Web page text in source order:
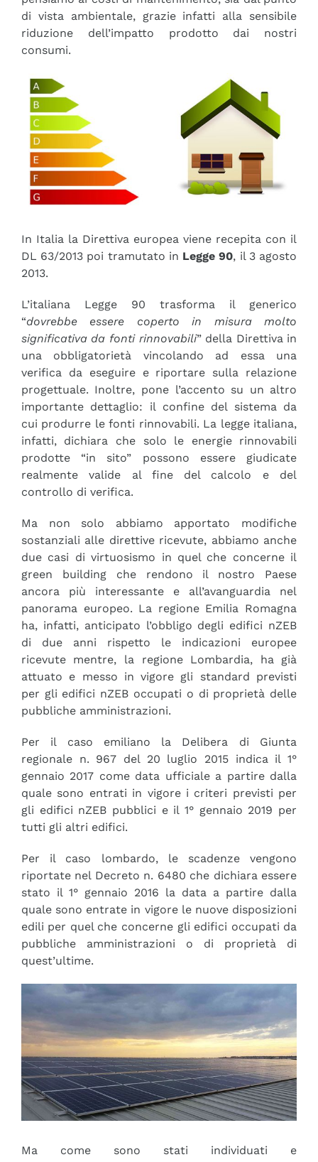
di vista ambientale, grazie infatti alla sensibile
riduzione dell’impatto prodotto dai nostri
consumi.
In Italia la Direttiva europea viene recepita con il
DL 63/2013 poi tramutato in Legge 90, il 3 agosto
2013.
L’italiana Legge 90 trasforma il generico
“dovrebbe essere coperto in misura molto
significativa da fonti rinnovabili” della Direttiva in
una obbligatorietà vincolando ad essa una
verifica da eseguire e riportare sulla relazione
progettuale. Inoltre, pone l’accento su un altro
importante dettaglio: il confine del sistema da
cui produrre le fonti rinnovabili. La legge italiana,
infatti, dichiara che solo le energie rinnovabili
prodotte “in sito” possono essere giudicate
realmente valide al fine del calcolo e del
controllo di verifica.
Ma non solo abbiamo apportato modifiche
sostanziali alle direttive ricevute, abbiamo anche
due casi di virtuosismo in quel che concerne il
green building che rendono il nostro Paese
ancora più interessante e all’avanguardia nel
panorama europeo. La regione Emilia Romagna
ha, infatti, anticipato l’obbligo degli edifici nZEB
di due anni rispetto le indicazioni europee
ricevute mentre, la regione Lombardia, ha già
attuato e messo in vigore gli standard previsti
per gli edifici nZEB occupati o di proprietà delle
pubbliche amministrazioni.
Per il caso emiliano la Delibera di Giunta
regionale n. 967 del 20 luglio 2015 indica il 1°
gennaio 2017 come data ufficiale a partire dalla
quale sono entrati in vigore i criteri previsti per
gli edifici nZEB pubblici e il 1° gennaio 2019 per
tutti gli altri edifici.
Per il caso lombardo, le scadenze vengono
riportate nel Decreto n. 6480 che dichiara essere
stato il 1° gennaio 2016 la data a partire dalla
quale sono entrate in vigore le nuove disposizioni
edili per quel che concerne gli edifici occupati da
pubbliche amministrazioni o di proprietà di
quest’ultime.
Ma come sono stati individuati e